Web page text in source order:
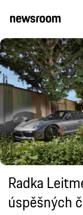
Radka
úspěšných